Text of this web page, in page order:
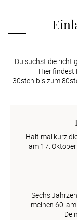
Du suchst die
Hier findest
30sten bis zum
Halt mal kurz
am 17.
Sechs
meinen 60.